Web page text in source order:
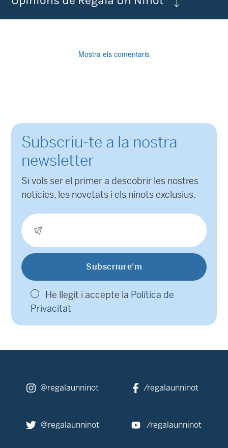
Mostra els comentaris
Subscriu-te a la nostra
newsletter
Si vols ser el primer a descobrir les nostres
notícies, les novetats i els ninots exclusius.
He llegit i accepte la Política de
Privacitat
@regalaunninot /regalaunninot
@regalaunninot /regalaunninot